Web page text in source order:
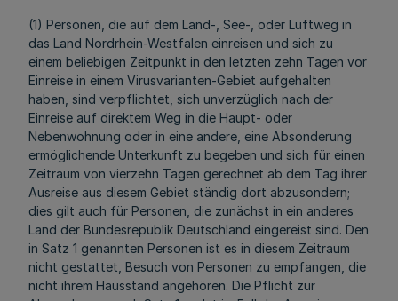
(1) Personen, die auf dem Land-, See-, oder Luftweg in
das Land Nordrhein-Westfalen einreisen und sich zu
einem beliebigen Zeitpunkt in den letzten zehn Tagen vor
Einreise in einem Virusvarianten-Gebiet aufgehalten
haben, sind verpflichtet, sich unverzüglich nach der
Einreise auf direktem Weg in die Haupt- oder
Nebenwohnung oder in eine andere, eine Absonderung
ermöglichende Unterkunft zu begeben und sich für einen
Zeitraum von vierzehn Tagen gerechnet ab dem Tag ihrer
Ausreise aus diesem Gebiet ständig dort abzusondern;
dies gilt auch für Personen, die zunächst in ein anderes
Land der Bundesrepublik Deutschland eingereist sind. Den
in Satz 1 genannten Personen ist es in diesem Zeitraum
nicht gestattet, Besuch von Personen zu empfangen, die
nicht ihrem Hausstand angehören. Die Pflicht zur